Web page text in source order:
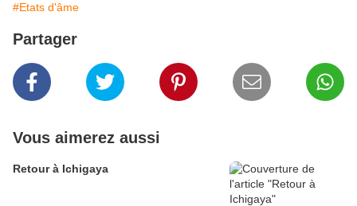
#Etats d'âme
Partager
Vous aimerez aussi
Retour à Ichigaya